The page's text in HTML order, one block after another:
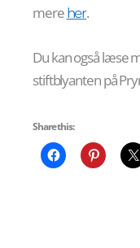
mere her.
Du kan også læse
stiftblyanten på
Share this: